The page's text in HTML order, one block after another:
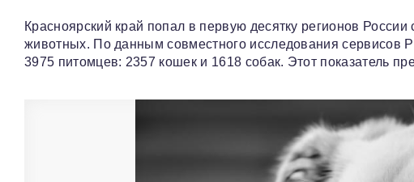
Красноярский край попал в первую десятку регионов
животных. По данным совместного исследования сервисов
3975 питомцев: 2357 кошек и 1618 собак. Этот показатель